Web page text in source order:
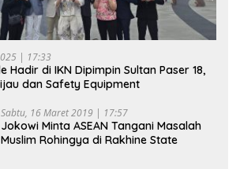
| 17:33
Hadir di IKN Dipimpin Sultan Paser 18,
dan Safety Equipment
Sabtu, 16 Maret 2019 | 17:57
Jokowi Minta ASEAN Tangani Masalah
Muslim Rohingya di Rakhine State